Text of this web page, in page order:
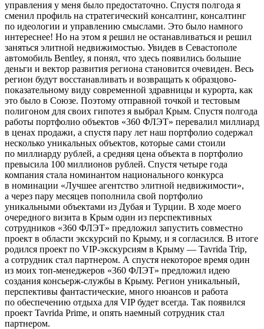
управления у меня было предостаточно. Спустя полгода я
сменил профиль на стратегический консалтинг, консалтинг
по идеологии и управлению смыслами. Это было намного
интереснее! Но на этом я решил не останавливаться и решил
заняться элитной недвижимостью. Увидев в Севастополе
автомобиль Bentley, я понял, что здесь появились большие
деньги и вектор развития региона становится очевиден. Весь
регион будут восстанавливать и возвращать к образцово-
показательному виду современной здравницы и курорта, как
это было в Союзе. Поэтому отправной точкой и тестовым
полигоном для своих гипотез я выбрал Крым. Спустя полгода
работы портфолио объектов «360 ФЛЭТ» перевалил миллиард
в ценах продажи, а спустя пару лет наш портфолио содержал
несколько уникальных объектов, которые сами стоили
по миллиарду рублей, а средняя цена объекта в портфолио
превысила 100 миллионов рублей. Спустя четыре года
компания стала номинантом национального конкурса
в номинации «Лучшее агентство элитной недвижимости»,
а через пару месяцев пополнила свой портфолио
уникальными объектами из Дубая и Турции. В ходе моего
очередного визита в Крым один из перспективных
сотрудников «360 ФЛЭТ» предложил запустить совместно
проект в области экскурсий по Крыму, и я согласился. В итоге
родился проект по VIP-экскурсиям в Крыму — Tavrida Trip,
а сотрудник стал партнером. А спустя некоторое время один
из моих топ-менеджеров «360 ФЛЭТ» предложил идею
создания консьерж-службы в Крыму. Регион уникальный,
перспективы фантастические, много нюансов и работа
по обеспечению отдыха для VIP будет всегда. Так появился
проект Tavrida Prime, и опять наемный сотрудник стал
партнером.